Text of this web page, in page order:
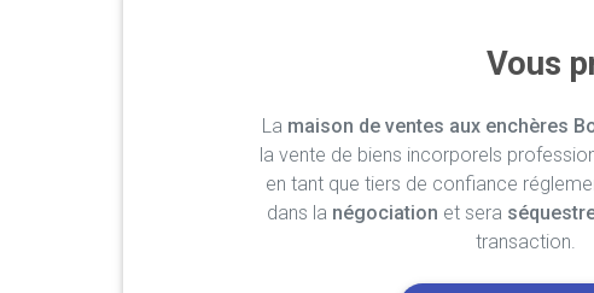
Vous
La maison de ventes aux enchères
la vente de biens incorporels
en tant que tiers de confiance
dans la négociation et sera
transaction.